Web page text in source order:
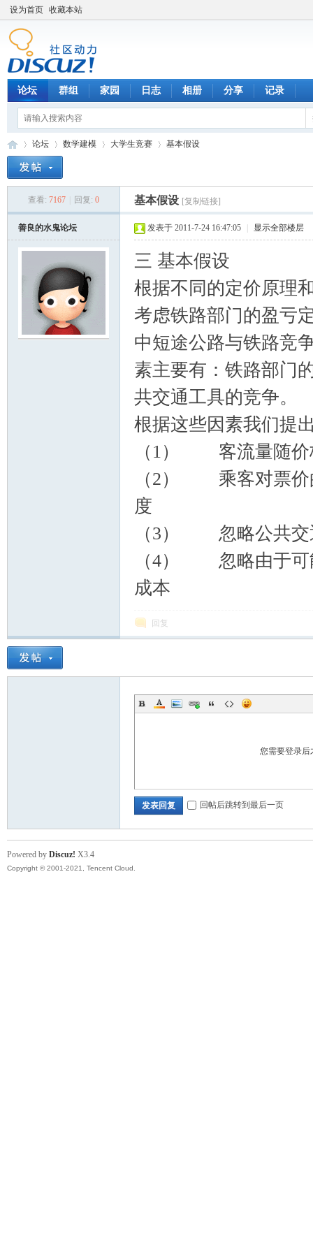
设为首页 收藏本站
论坛 群组 家园 日志 相册 分享 记录
论坛
›
数学建模
›
大学生竞赛
›
基本假设
查看: 7167 回复: 0 基本假设 [复制链接]
善良的水鬼论坛 发表于 2011-7-24 16:47:05 显示全部楼层
三 基本假设
根据不同的定价原理
考虑铁路部门的盈亏
中短途公路与铁路竞
素主要有：铁路部门
共交通工具的竞争。
根据这些因素我们提
（1） 客流量随价
（2） 乘客对票价
度
（3） 忽略公共交
（4） 忽略由于可
成本
回复
您需要登录
发表回复 回帖后跳转到最后一页
Powered by Discuz! X3.4
Copyright © 2001-2021, Tencent Cloud.